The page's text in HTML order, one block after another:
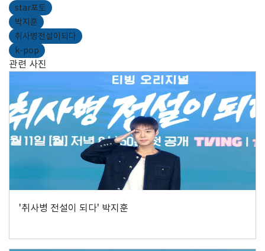
star포토
박지훈
취사병전설이되다
k-pop
관련 사진
'취사병 전설이 되다' 박지훈